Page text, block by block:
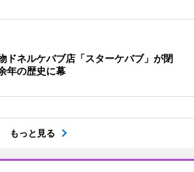
ドネルケバブ店「スターケバブ」が閉
年の歴史に幕
もっと見る